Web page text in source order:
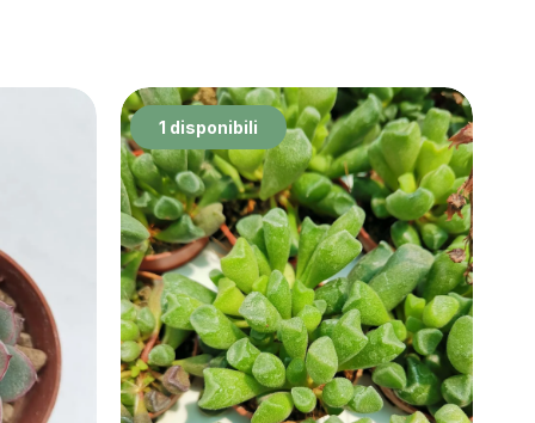
1 disponibili